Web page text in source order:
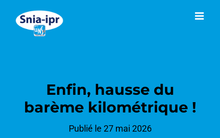
Enfin, hausse du
barème kilométrique !
Publié le 27 mai 2026